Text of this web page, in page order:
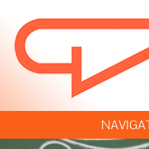
Förderkreis
Offene
Beratung und
SCHULPROFIL